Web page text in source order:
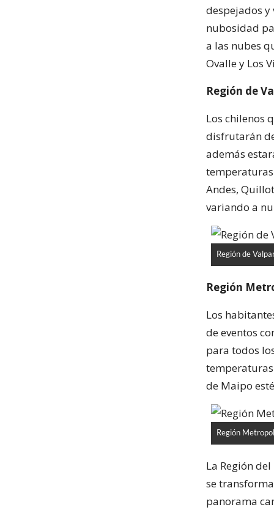
despejados y
nubosidad
a las nubes
Ovalle y Los
Región de
Los chilenos
disfrutarán
además
temperaturas
Andes,
variando a
Región de
Región
Los
de eventos
para todos
temperaturas
de Maipo
Región
La Región
se
panorama